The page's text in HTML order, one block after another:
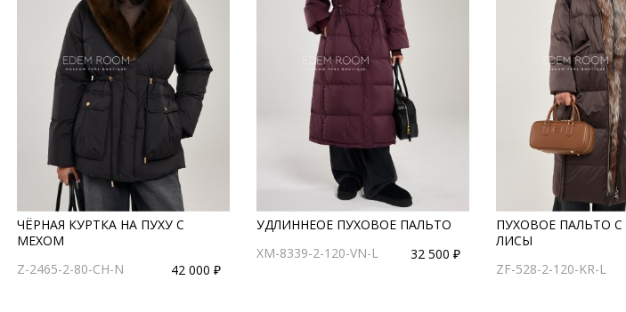
ЧЁРНАЯ КУРТКА НА ПУХУ С
МЕХОМ
Z-2465-2-80-CH-N
42 000 ₽
УДЛИННЕОЕ ПУХОВОЕ ПАЛЬТО
XM-8339-2-120-VN-L
32 500 ₽
ПУХОВОЕ ПАЛЬТО
ЛИСЫ
ZF-528-2-120-KR-L